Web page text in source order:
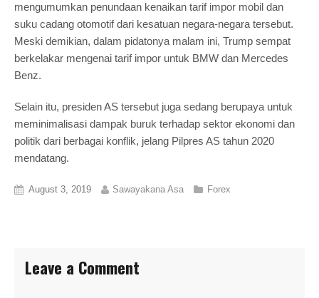
mengumumkan penundaan kenaikan tarif impor mobil dan
suku cadang otomotif dari kesatuan negara-negara tersebut.
Meski demikian, dalam pidatonya malam ini, Trump sempat
berkelakar mengenai tarif impor untuk BMW dan Mercedes
Benz.
Selain itu, presiden AS tersebut juga sedang berupaya untuk
meminimalisasi dampak buruk terhadap sektor ekonomi dan
politik dari berbagai konflik, jelang Pilpres AS tahun 2020
mendatang.
August 3, 2019 Sawayakana Asa Forex
Leave a Comment